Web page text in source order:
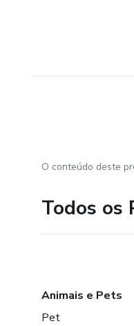
O conteúdo deste
Todos os
Animais e Pets
Pet